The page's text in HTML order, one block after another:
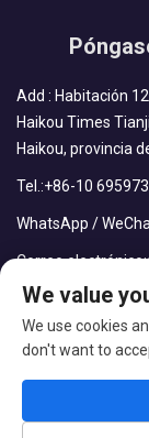
Add : Habitación
Haikou Times
Haikou, provincia
Tel.:+86-10
WhatsApp /
Correo electrónico:
We value
We use cookies
don't want to